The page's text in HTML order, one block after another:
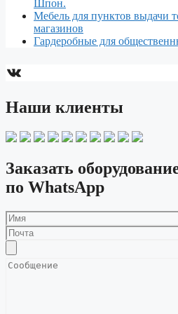
Шпон.
Мебель для пунктов выдачи
магазинов
Гардеробные для
ВКонтакте
Наши клиенты
Заказать
по WhatsApp